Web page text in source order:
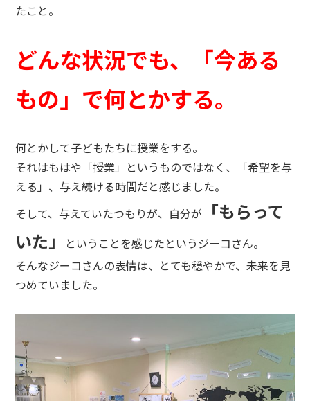
たこと。
どんな状況でも、「今ある
もの」で何とかする。
何とかして子どもたちに授業をする。
それはもはや「授業」というものではなく、「希望を与
える」、与え続ける時間だと感じました。
そして、与えていたつもりが、自分が
「もらって
いた」
ということを感じたというジーコさん。
そんなジーコさんの表情は、とても穏やかで、未来を見
つめていました。